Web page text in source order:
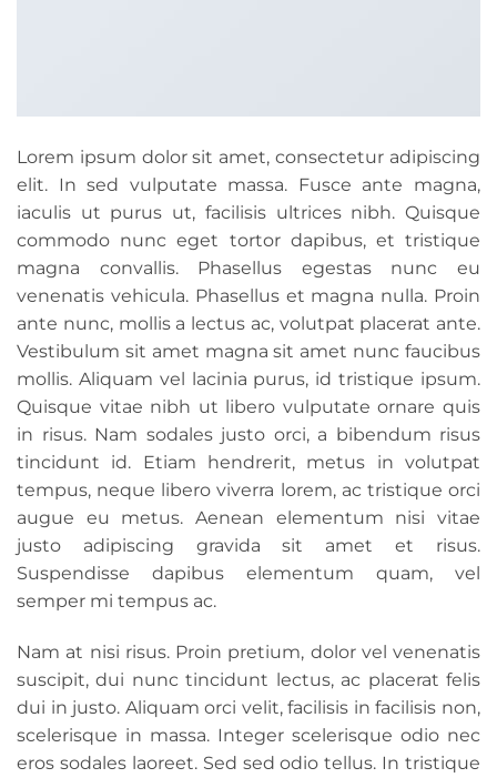
Lorem ipsum dolor sit amet, consectetur adipiscing
elit. In sed vulputate massa. Fusce ante magna,
iaculis ut purus ut, facilisis ultrices nibh. Quisque
commodo nunc eget tortor dapibus, et tristique
magna convallis. Phasellus egestas nunc eu
venenatis vehicula. Phasellus et magna nulla. Proin
ante nunc, mollis a lectus ac, volutpat placerat ante.
Vestibulum sit amet magna sit amet nunc faucibus
mollis. Aliquam vel lacinia purus, id tristique ipsum.
Quisque vitae nibh ut libero vulputate ornare quis
in risus. Nam sodales justo orci, a bibendum risus
tincidunt id. Etiam hendrerit, metus in volutpat
tempus, neque libero viverra lorem, ac tristique orci
augue eu metus. Aenean elementum nisi vitae
justo adipiscing gravida sit amet et risus.
Suspendisse dapibus elementum quam, vel
semper mi tempus ac.
Nam at nisi risus. Proin pretium, dolor vel venenatis
suscipit, dui nunc tincidunt lectus, ac placerat felis
dui in justo. Aliquam orci velit, facilisis in facilisis non,
scelerisque in massa. Integer scelerisque odio nec
eros sodales laoreet. Sed sed odio tellus. In tristique